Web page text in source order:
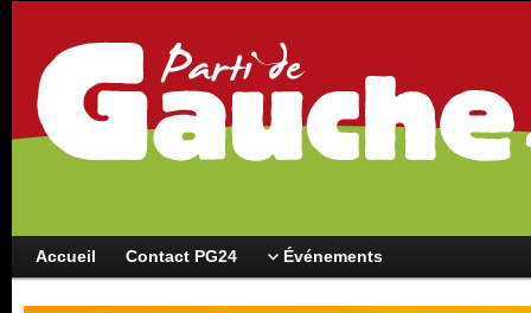
Accueil Contact PG24 Événements